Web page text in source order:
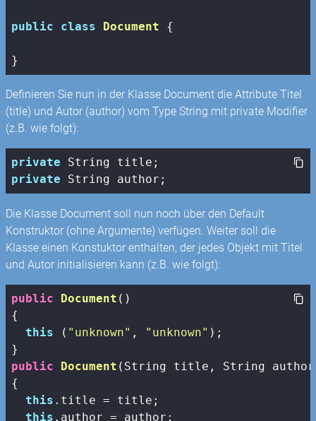
public class Document {
}
Definieren Sie nun in der Klasse Document die Attribute Titel
(title) und Autor (author) vom Type String mit private Modifier
(z.B. wie folgt):
private
private String author;
Die Klasse Document soll nun noch über den Default
Konstruktor (ohne Argumente) verfügen. Weiter soll die
Klasse einen Konstuktor enthalten, der jedes Objekt mit Titel
und Autor initialisieren kann (z.B. wie folgt):
public Document ()
{
this ( "unknown" , "unknown" );
public
Document (String title, String
{
this .title = title;
this .author = author;